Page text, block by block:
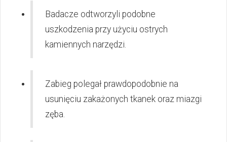
Badacze odtworzyli podobne
uszkodzenia przy użyciu ostrych
kamiennych narzędzi.
Zabieg polegał prawdopodobnie na
usunięciu zakażonych tkanek oraz miazgi
zęba.